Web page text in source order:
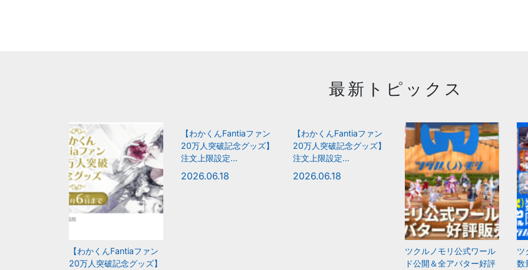
最新トピックス
【わかくんFantiaファン
20万人突破記念グッズ】
【わかくんFantiaファン
20万人突破記念グッズ】
注文上限設定...
2026.06.18
【わかくんFantiaファン
20万人突破記念グッズ】
注文上限設定...
2026.06.18
ツクルノモリ公式ワール
ド公開＆全アバター好評
ツ
数